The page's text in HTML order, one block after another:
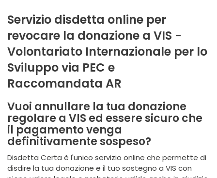
Servizio disdetta online per
revocare la donazione a VIS -
Volontariato Internazionale per lo
Sviluppo via PEC e
Raccomandata AR
Vuoi annullare la tua donazione
regolare a VIS ed essere sicuro che
il pagamento venga
definitivamente sospeso?
Disdetta Certa è l'unico servizio online che permette di
disdire la tua donazione e il tuo sostegno a VIS con